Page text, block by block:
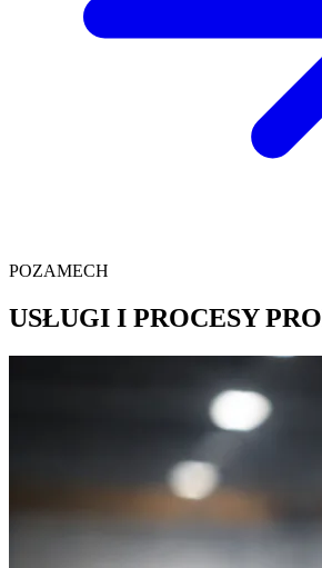
POZAMECH
USŁUGI I PROCESY